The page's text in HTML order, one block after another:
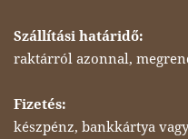
Szállítási határidő:
raktárról azonnal,
Fizetés:
készpénz, bankkártya